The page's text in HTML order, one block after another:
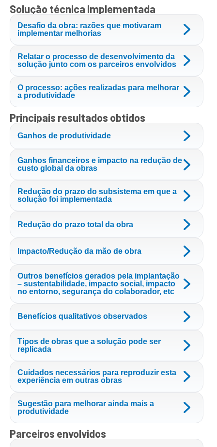
Solução técnica implementada
Desafio da obra: razões que motivaram
implementar melhorias
Relatar o processo de desenvolvimento da
solução junto com os parceiros envolvidos
O processo: ações realizadas para melhorar
a produtividade
Principais resultados obtidos
Ganhos de produtividade
Ganhos financeiros e impacto na redução de
custo global da obras
Redução do prazo do subsistema em que a
solução foi implementada
Redução do prazo total da obra
Impacto/Redução da mão de obra
Outros benefícios gerados pela implantação
– sustentabilidade, impacto social, impacto
no entorno, segurança do colaborador, etc
Benefícios qualitativos observados
Tipos de obras que a solução pode ser
replicada
Cuidados necessários para reproduzir esta
experiência em outras obras
Sugestão para melhorar ainda mais a
produtividade
Parceiros envolvidos